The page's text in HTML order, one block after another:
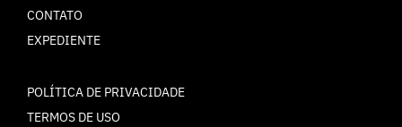
CONTATO
EXPEDIENTE
POLÍTICA DE PRIVACIDADE
TERMOS DE USO